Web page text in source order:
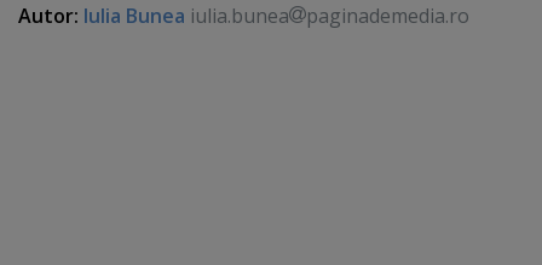
Autor: Iulia Bunea iulia.bunea paginademedia.ro